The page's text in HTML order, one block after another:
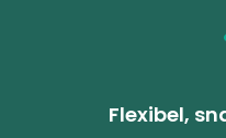
Flexibel,